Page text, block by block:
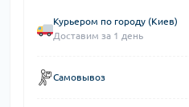
Курьером по городу (Киев)
Доставим за 1 день
Самовывоз